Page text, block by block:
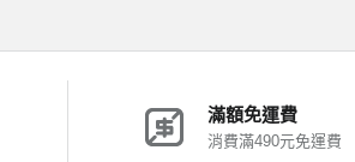
若您所提供資料有錯誤、不實或其他類似情事之
律及賠償責任，概與神腦無涉。
會將資料提供給其他第三人或移作其他目的使用。
聯絡我們」)、商品諮詢服務、網站活動及其他線
於您的姓名、住址、電話、電子郵件信箱及其他
滿額免運費
消費滿490元免運費